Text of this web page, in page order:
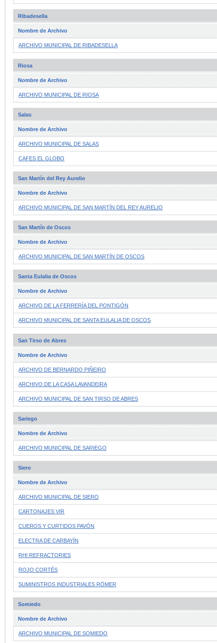
Ribadesella
Nombre de Archivo
ARCHIVO MUNICIPAL DE RIBADESELLA
Riosa
Nombre de Archivo
ARCHIVO MUNICIPAL DE RIOSA
Salas
Nombre de Archivo
ARCHIVO MUNICIPAL DE SALAS
CAFES EL GLOBO
San Martín del Rey Aurelio
Nombre de Archivo
ARCHIVO MUNICIPAL DE SAN MARTÍN DEL REY AURELIO
San Martín de Oscos
Nombre de Archivo
ARCHIVO MUNICIPAL DE SAN MARTÍN DE OSCOS
Santa Eulalia de Oscos
Nombre de Archivo
ARCHIVO DE LA FERRERÍA DEL PONTIGÓN
ARCHIVO MUNICIPAL DE SANTA EULALIA DE OSCOS
San Tirso de Abres
Nombre de Archivo
ARCHIVO DE BERNARDO PIÑEIRO
ARCHIVO DE LA CASA LAVANDEIRA
ARCHIVO MUNICIPAL DE SAN TIRSO DE ABRES
Sariego
Nombre de Archivo
ARCHIVO MUNICIPAL DE SARIEGO
Siero
Nombre de Archivo
ARCHIVO MUNICIPAL DE SIERO
CARTONAJES VIR
CUEROS Y CURTIDOS PAVÓN
ELECTRA DE CARBAYÍN
RHI REFRACTORIES
ROJO CORTÉS
SUMINISTROS INDUSTRIALES RÖMER
Somiedo
Nombre de Archivo
ARCHIVO MUNICIPAL DE SOMIEDO